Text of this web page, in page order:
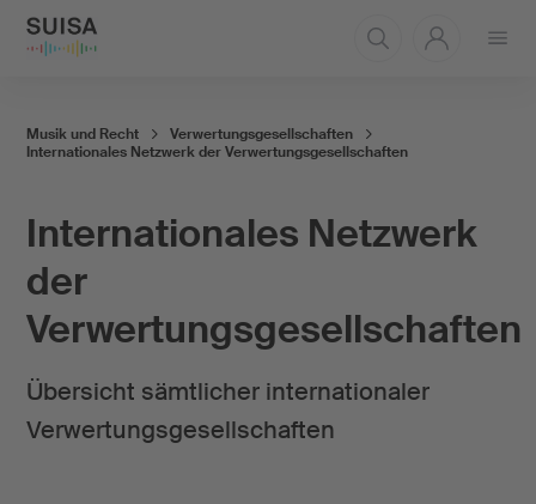
Internationales Netzwerk
der
Verwertungsgesellschaften
Übersicht sämtlicher internationaler
Verwertungsgesellschaften
Musik und Recht
Verwertungsgesellschaften
Internationales Netzwerk der Verwertungsgesellschaften